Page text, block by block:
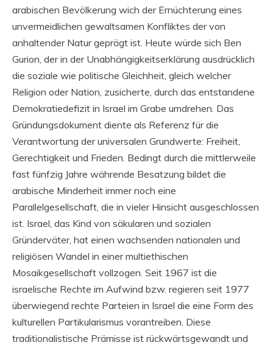
arabischen Bevölkerung wich der Ernüchterung eines
unvermeidlichen gewaltsamen Konfliktes der von
anhaltender Natur geprägt ist. Heute würde sich Ben
Gurion, der in der Unabhängigkeitserklärung ausdrücklich
die soziale wie politische Gleichheit, gleich welcher
Religion oder Nation, zusicherte, durch das entstandene
Demokratiedefizit in Israel im Grabe umdrehen. Das
Gründungsdokument diente als Referenz für die
Verantwortung der universalen Grundwerte: Freiheit,
Gerechtigkeit und Frieden. Bedingt durch die mittlerweile
fast fünfzig Jahre währende Besatzung bildet die
arabische Minderheit immer noch eine
Parallelgesellschaft, die in vieler Hinsicht ausgeschlossen
ist. Israel, das Kind von säkularen und sozialen
Gründerväter, hat einen wachsenden nationalen und
religiösen Wandel in einer multiethischen
Mosaikgesellschaft vollzogen. Seit 1967 ist die
israelische Rechte im Aufwind bzw. regieren seit 1977
überwiegend rechte Parteien in Israel die eine Form des
kulturellen Partikularismus vorantreiben. Diese
traditionalistische Prämisse ist rückwärtsgewandt und